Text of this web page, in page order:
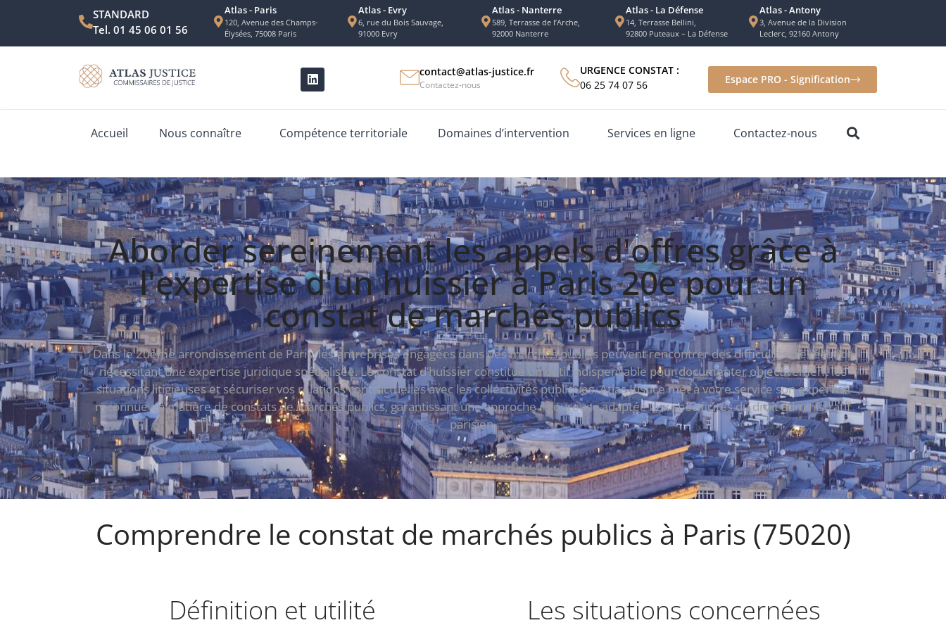
STANDARD
Tel. 01 45 06 01 56
Atlas - Paris
120, Avenue des Champs-
Élysées, 75008 Paris
Atlas - Evry
6, rue du Bois Sauvage,
91000 Evry
Atlas - Nanterre
589, Terrasse de l’Arche,
92000 Nanterre
Atlas - La Défense
14, Terrasse Bellini,
92800 Puteaux – La Défense
Atlas - Antony
3, Avenue de la Division
Leclerc, 92160 Antony
contact@atlas-justice.fr
Contactez-nous
URGENCE CONSTAT :
06 25 74 07 56
Espace PRO - Signification
Accueil Nous connaître Compétence territoriale Domaines d’intervention Services en ligne Contactez-nous
Aborder sereinement les appels d'offres grâce à
l'expertise d'un huissier à Paris 20e pour un
constat de marchés publics
Dans le 20ème arrondissement de Paris, les entreprises engagées dans des marchés publics peuvent rencontrer des difficultés d’exécution
nécessitant une expertise juridique spécialisée. Le constat d’huissier constitue un outil indispensable pour documenter objectivement les
situations litigieuses et sécuriser vos relations contractuelles avec les collectivités publiques. Atlas Justice met à votre service son expertise
reconnue en matière de constats de marchés publics, garantissant une approche rigoureuse adaptée aux spécificités du droit administratif
parisien.
Comprendre le constat de marchés publics à Paris (75020)
Définition et utilité Les situations concernées